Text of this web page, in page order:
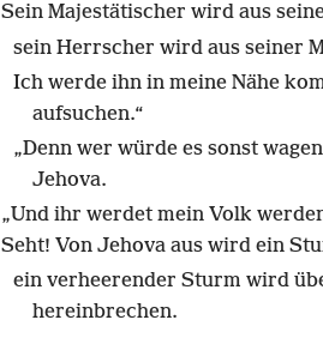
Sein Majestätischer wird aus
sein Herrscher wird aus seiner
Ich werde ihn in meine Nähe
aufsuchen.“
„Denn wer würde es sonst wagen
Jehova.
„Und ihr werdet mein Volk
Seht! Von Jehova aus wird ein
ein verheerender Sturm wird
hereinbrechen.